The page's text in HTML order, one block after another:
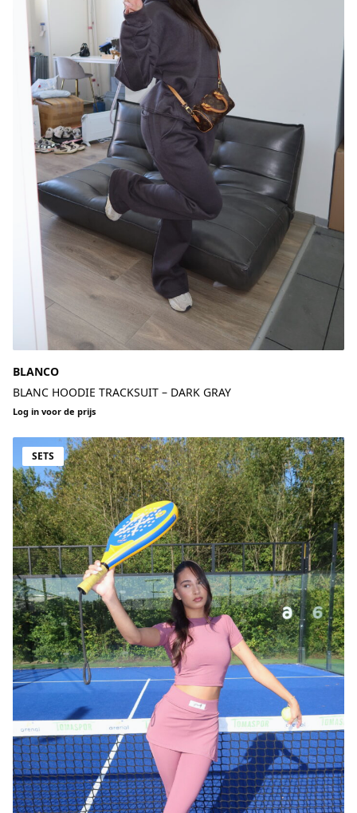
BLANCO
BLANC HOODIE TRACKSUIT – DARK GRAY
Log in voor de prijs
SETS